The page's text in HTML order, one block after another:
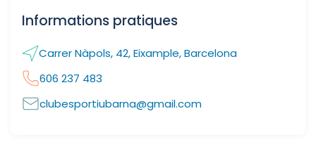
Informations pratiques
Carrer Nàpols, 42, Eixample, Barcelona
606 237 483
clubesportiubarna@gmail.com